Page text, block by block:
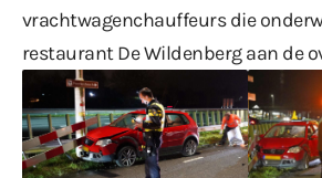
vrachtwagenchauffeurs die
restaurant De Wildenberg aan de